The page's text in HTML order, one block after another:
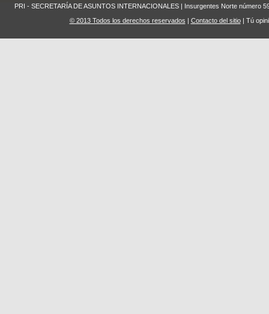
PRI - SECRETARÍA DE ASUNTOS INTERNACIONALES | Insurgentes Norte número
© 2013 Todos los derechos reservados | Contacto del sitio| Tú